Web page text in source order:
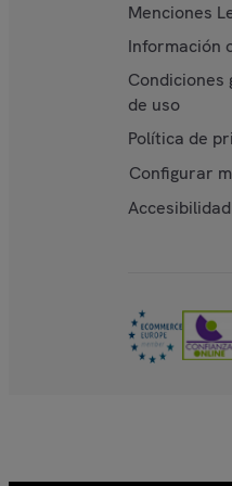
Menciones
Información
Condiciones
de uso
Política de
Configurar
Accesibilidad